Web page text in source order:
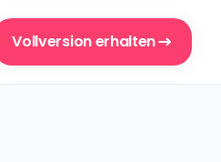
Vollversion erhalten